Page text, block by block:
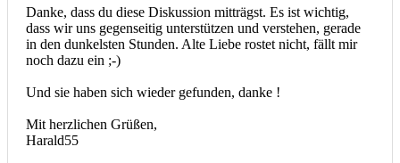
Danke, dass du diese Diskussion mitträgst. Es ist wichtig,
dass wir uns gegenseitig unterstützen und verstehen, gerade
in den dunkelsten Stunden. Alte Liebe rostet nicht, fällt mir
noch dazu ein ;-)
Und sie haben sich wieder gefunden, danke !
Mit herzlichen Grüßen,
Harald55